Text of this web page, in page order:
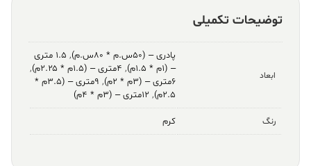
توضیحات تکمیلی
ابعاد
پادری – (۵۰س.م * ۸۰س.م) ,
۱.۵ متری
– (۱م * ۱.۵م)
, ۴متری – (۱.۵م * ۲.۲۵م)
,
۶متری – (۳م * ۲م)
,
۹متری – (۳.۵م *
۲.۵م)
, ۱۲متری – (۳م * ۴م)
رنگ کرم